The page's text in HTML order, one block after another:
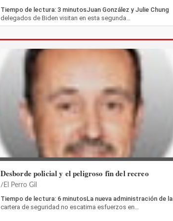
Tiempo de lectura: 3 minutosJuan González y Julie Chung
delegados de Biden visitan en esta segunda…
Desborde policial y el peligroso fin del recreo
El Perro Gil
Tiempo de lectura: 6 minutosLa nueva administración de la
cartera de seguridad no escatima esfuerzos en…